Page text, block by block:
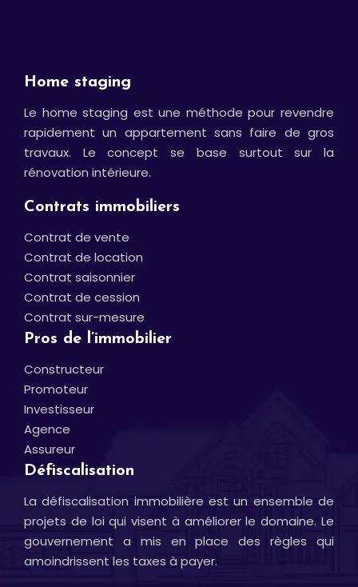
Home staging
Le home staging est une méthode pour revendre
rapidement un appartement sans faire de gros
travaux. Le concept se base surtout sur la
rénovation intérieure.
Contrats immobiliers
Contrat de vente
Contrat de location
Contrat saisonnier
Contrat de cession
Contrat sur-mesure
Pros de l’immobilier
Constructeur
Promoteur
Investisseur
Agence
Assureur
Défiscalisation
La défiscalisation immobilière est un ensemble de
projets de loi qui visent à améliorer le domaine. Le
gouvernement a mis en place des règles qui
amoindrissent les taxes à payer.